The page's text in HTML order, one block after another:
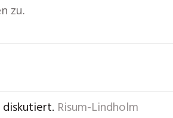
zu.
Risum-Lindholm